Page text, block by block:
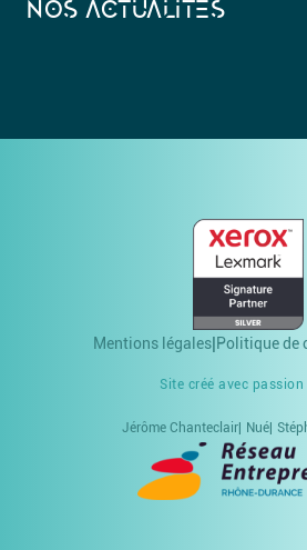
NOS ACTUALITÉS
Mentions légales Politique de
Site créé avec passion
Jérôme Chanteclair Nué